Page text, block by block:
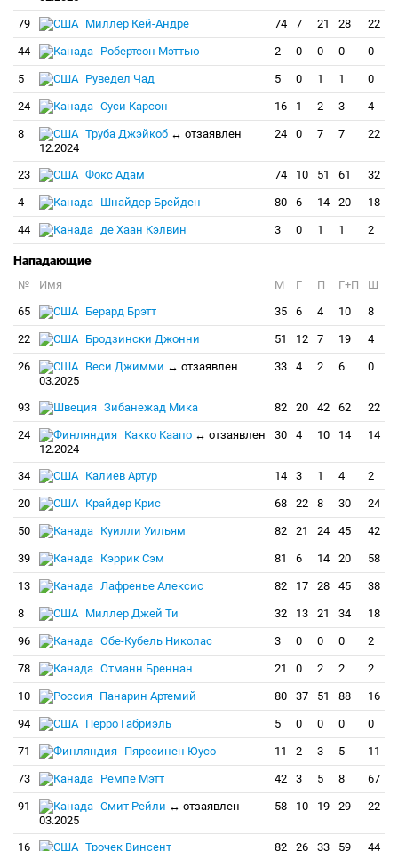
79
Миллер Кей-Андре 74 7 21 28 22
44 Робертсон Мэттью 2 0 0 0 0
5 Руведел Чад 5 0 1 1 0
24 Суси Карсон 16 1 2 3 4
8 Труба Джэйкоб ↔ отзаявлен
12.2024
24 0 7 7 22
23 Фокс Адам 74 10 51 61 32
4 Шнайдер Брейден 80 6 14 20 18
44 де Хаан Кэлвин 3 0 1 1 2
Нападающие
№ Имя M Г П Г+П
Ш
65
Берард Брэтт 35 6 4 10 8
22 Бродзински Джонни 51 12 7 19 4
26 Веси Джимми ↔ отзаявлен
03.2025
33 4 2 6 0
93 Зибанежад Мика 82 20 42 62 22
24 Какко Каапо ↔ отзаявлен
12.2024
30 4 10 14 14
34 Калиев Артур 14 3 1 4 2
20 Крайдер Крис 68 22 8 30 24
50 Куилли Уильям 82 21 24 45 42
39 Кэррик Сэм 81 6 14 20 58
13 Лафренье Алексис 82 17 28 45 38
8 Миллер Джей Ти 32 13 21 34 18
96 Обе-Кубель Николас 3 0 0 0 2
78 Отманн Бреннан 21 0 2 2 2
10 Панарин Артемий 80 37 51 88 16
94 Перро Габриэль 5 0 0 0 0
71 Пярссинен Юусо 11 2 3 5 11
73 Ремпе Мэтт 42 3 5 8 67
91 Смит Рейли ↔ отзаявлен
03.2025
58 10 19 29 22
16 Трочек Винсент 82 26 33 59 44